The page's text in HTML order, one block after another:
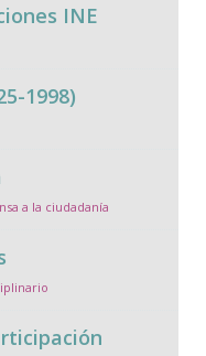
INE
1998)
a la ciudadanía